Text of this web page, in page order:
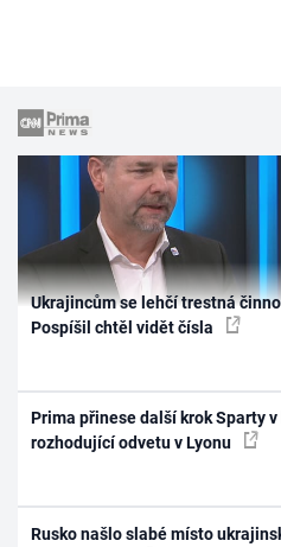
Ukrajincům se lehčí trestná
Pospíšil chtěl vidět čísla
Prima přinese další krok Sparty
rozhodující odvetu v Lyonu
Rusko našlo slabé místo